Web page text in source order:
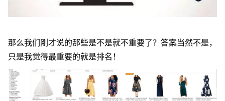
那么我们刚才说的那些是不是就不重要了？答案当然不是，
只是我觉得最重要的就是排名！